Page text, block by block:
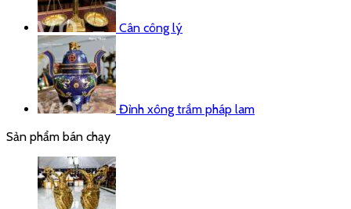
Cân công lý
Đỉnh xông trầm pháp lam
Sản phẩm bán chạy